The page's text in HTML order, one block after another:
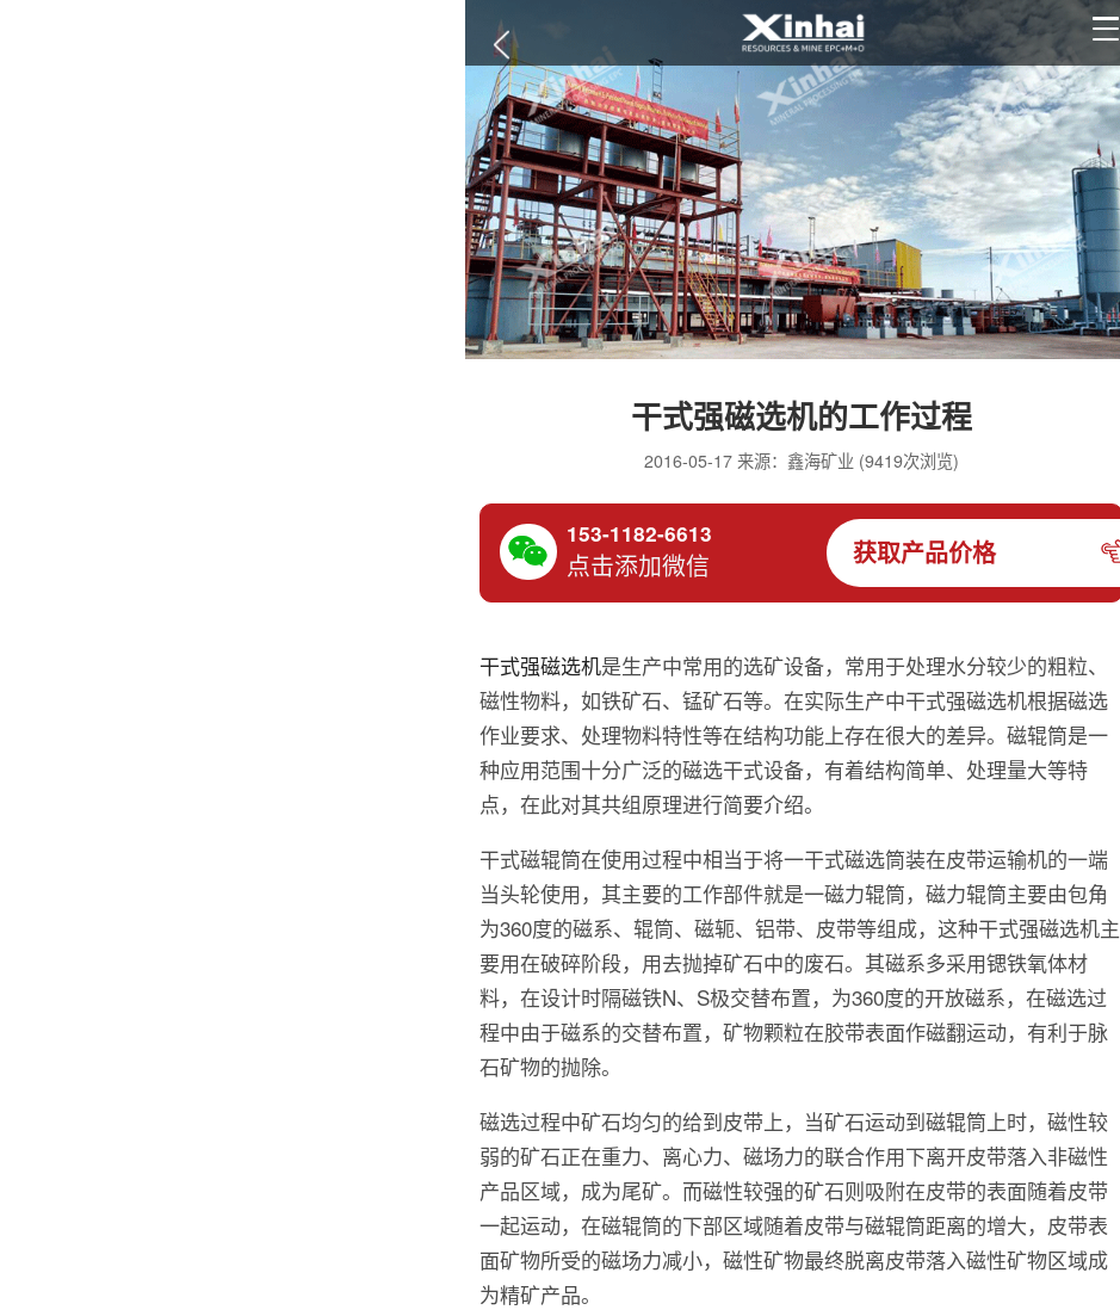
干式强磁选机的工作过程
2016-05-17 来源：鑫海矿业 (9419次浏览)
153-1182-6613
点击添加微信 获取产品价格
干式强磁选机是生产中常用的选矿设备，常用于处理水分较少的粗粒、
磁性物料，如铁矿石、锰矿石等。在实际生产中干式强磁选机根据磁选
作业要求、处理物料特性等在结构功能上存在很大的差异。磁辊筒是一
种应用范围十分广泛的磁选干式设备，有着结构简单、处理量大等特
点，在此对其共组原理进行简要介绍。
干式磁辊筒在使用过程中相当于将一干式磁选筒装在皮带运输机的一端
当头轮使用，其主要的工作部件就是一磁力辊筒，磁力辊筒主要由包角
为360度的磁系、辊筒、磁轭、铝带、皮带等组成，这种干式强磁选机主
要用在破碎阶段，用去抛掉矿石中的废石。其磁系多采用锶铁氧体材
料，在设计时隔磁铁N、S极交替布置，为360度的开放磁系，在磁选过
程中由于磁系的交替布置，矿物颗粒在胶带表面作磁翻运动，有利于脉
石矿物的抛除。
磁选过程中矿石均匀的给到皮带上，当矿石运动到磁辊筒上时，磁性较
弱的矿石正在重力、离心力、磁场力的联合作用下离开皮带落入非磁性
产品区域，成为尾矿。而磁性较强的矿石则吸附在皮带的表面随着皮带
一起运动，在磁辊筒的下部区域随着皮带与磁辊筒距离的增大，皮带表
面矿物所受的磁场力减小，磁性矿物最终脱离皮带落入磁性矿物区域成
为精矿产品。